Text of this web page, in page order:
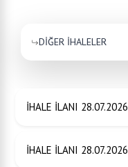
DİĞER İHALELER
İHALE İLANI 28.07.2026
İHALE İLANI 28.07.2026